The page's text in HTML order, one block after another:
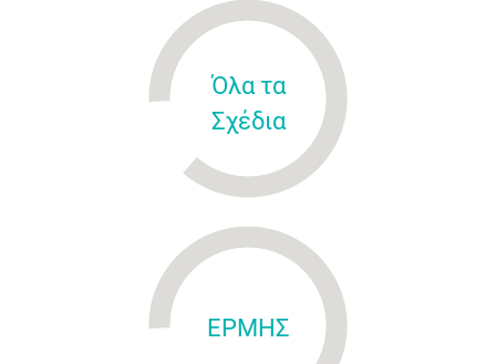
Όλα τα
Σχέδια
ΕΡΜΗΣ